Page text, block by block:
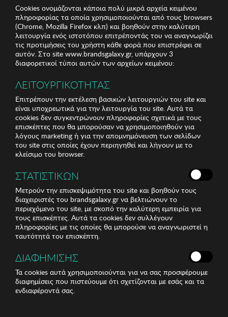
Cookies ονομάζονται κάποια πολύ μικρά αρχεία κειμένου
πληροφορίας τα οποία χρησιμοποιούνται από τους browsers
(Chrome, Mozilla Firefox κλπ) και βοηθούν στην καλύτερη
λειτουργία ενός ιστοτόπου επιτρέποντάς του να αναγνωρίζει
τις προτιμήσεις του χρήστη κάθε φορά που επιστρέφει σε
αυτόν. Στο site www.brandsgalaxy.gr, υπάρχουν 3
διαφορετικοί τύποι αυτών των αρχείων κειμένου:
ΛΕΙΤΟΥΡΓΙΚΟΤΗΤΑΣ
Επιτρέπουν την εκτέλεση βασικών λειτουργιών του site και
είναι υποχρεωτικά για την λειτουργία του site. Αυτά τα
cookies δεν συγκεντρώνουν πληροφορίες σχετικά με τους
επισκέπτες που θα μπορούσαν να χρησιμοποιηθούν για
λόγους marketing ή για την απομνημόνευση των σελίδων
του site στις οποίες έχουν περιηγηθεί και λήγουν με το
κλείσιμο του browser.
ΣΤΑΤΙΣΤΙΚΩΝ
Μετρούν την επισκεψιμότητα του site και βοηθούν τους
διαχειριστές του brandsgalaxy.gr να βελτιώνουν το
περιεχόμενο του site, με σκοπό την καλύτερη εμπειρία για
τους επισκέπτες. Αυτά τα cookies δεν συλλέγουν
πληροφορίες με τις οποίες θα μπορούσε να αναγνωριστεί η
ταυτότητά του επισκέπτη.
ΔΙΑΦΗΜΙΣΗΣ
Τα cookies αυτά χρησιμοποιούνται για να σας προσφέρουμε
διαφημίσεις που πιστεύουμε ότι σχετίζονται με εσάς και τα
ενδιαφέροντά σας.